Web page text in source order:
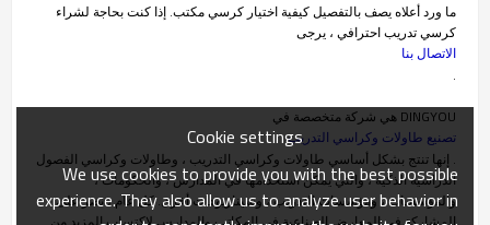
ما ورد أعلاه يصف بالتفصيل كيفية اختيار كرسي مكتب. إذا كنت بحاجة لشراء
كرسي تدريب احترافي ، يرجى
الاتصال بنا
.
DINGYOU هي شركة متخصصة في
تصنيع طاولات وكراسي التدريب
. إنها تنتج بشكل أساسي طاولات وكراسي التدريب ، وطاولات وكراسي الفصول
الدراسية الذكية ، والتي يمكن استخدامها في المدارس ، والحكومات ،
والمؤسسات ، ومؤسسات التدريب ، وسيناريوهات أخرى. كل عام ، نصر على
Cookie settings
We use cookies to provide you with the best possible
experience. They also allow us to analyze user behavior in